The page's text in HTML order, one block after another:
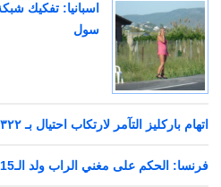
اسبانيا: تفكيك
سول
اتهام باركليز التآمر لارتكاب احتيال بـ ٣٢٢ مليار جنيه من قطر
فرنسا: الحكم على مغني الراب ولد الـ15 بالسجن